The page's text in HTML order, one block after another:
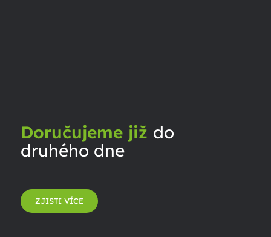
Doručujeme již do
druhého dne
ZJISTI VÍCE